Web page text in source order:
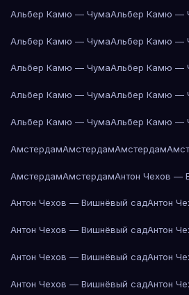
Альбер Камю — ЧумаАльбер Камю —
Альбер Камю — ЧумаАльбер Камю —
Альбер Камю — ЧумаАльбер Камю —
Альбер Камю — ЧумаАльбер Камю —
Альбер Камю — ЧумаАльбер Камю —
АмстердамАмстердамАмстердам
АмстердамАмстердамАнтон Чехов —
Антон Чехов — Вишнёвый садАнтон
Антон Чехов — Вишнёвый садАнтон
Антон Чехов — Вишнёвый садАнтон
Антон Чехов — Вишнёвый садАнтон